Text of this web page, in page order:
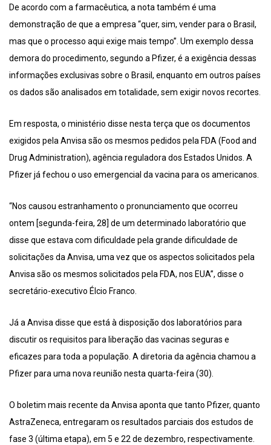
De acordo com a farmacêutica, a nota também é uma
demonstração de que a empresa “quer, sim, vender para o Brasil,
mas que o processo aqui exige mais tempo”. Um exemplo dessa
demora do procedimento, segundo a Pfizer, é a exigência dessas
informações exclusivas sobre o Brasil, enquanto em outros países
os dados são analisados em totalidade, sem exigir novos recortes.
Em resposta, o ministério disse nesta terça que os documentos
exigidos pela Anvisa são os mesmos pedidos pela FDA (Food and
Drug Administration), agência reguladora dos Estados Unidos. A
Pfizer já fechou o uso emergencial da vacina para os americanos.
“Nos causou estranhamento o pronunciamento que ocorreu
ontem [segunda-feira, 28] de um determinado laboratório que
disse que estava com dificuldade pela grande dificuldade de
solicitações da Anvisa, uma vez que os aspectos solicitados pela
Anvisa são os mesmos solicitados pela FDA, nos EUA”, disse o
secretário-executivo Élcio Franco.
Já a Anvisa disse que está à disposição dos laboratórios para
discutir os requisitos para liberação das vacinas seguras e
eficazes para toda a população. A diretoria da agência chamou a
Pfizer para uma nova reunião nesta quarta-feira (30).
O boletim mais recente da Anvisa aponta que tanto Pfizer, quanto
AstraZeneca, entregaram os resultados parciais dos estudos de
fase 3 (última etapa), em 5 e 22 de dezembro, respectivamente.